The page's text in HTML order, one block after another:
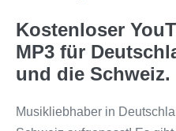
Kostenloser
MP3 für
und die Schweiz.
Musikliebhaber in